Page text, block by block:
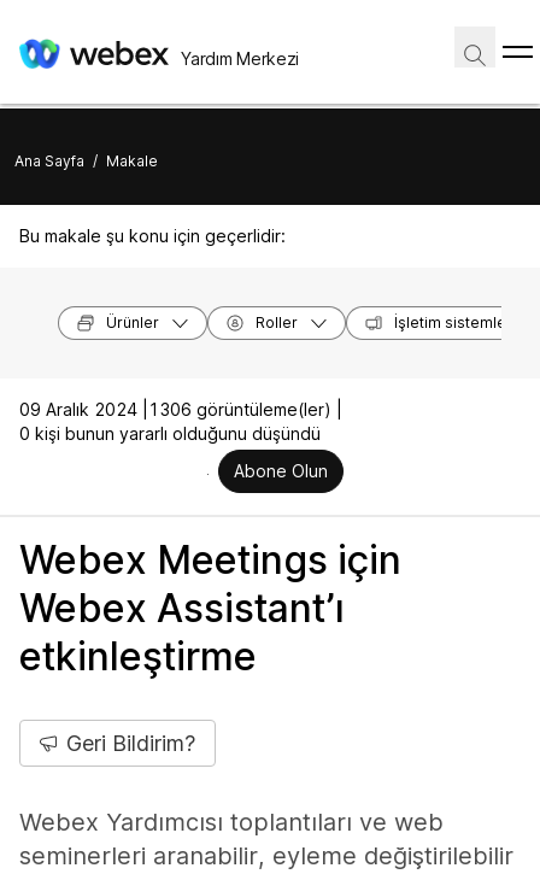
Yardım Merkezi
Ana Sayfa / Makale
Bu makale şu konu için geçerlidir:
Ürünler Roller İşletim sistemleri
09 Aralık 2024 |
1306 görüntüleme(ler) |
0 kişi bunun yararlı olduğunu düşündü
Abone Olun
Webex Meetings için
Webex Assistant’ı
etkinleştirme
Geri Bildirim?
Webex Yardımcısı toplantıları ve web
seminerleri aranabilir, eyleme değiştirilebilir